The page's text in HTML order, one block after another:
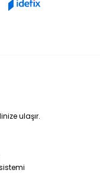
ulaşır.